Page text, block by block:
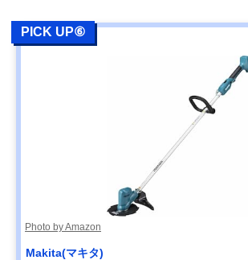
PICK UP⑥
Photo by Amazon
Makita(マキタ)